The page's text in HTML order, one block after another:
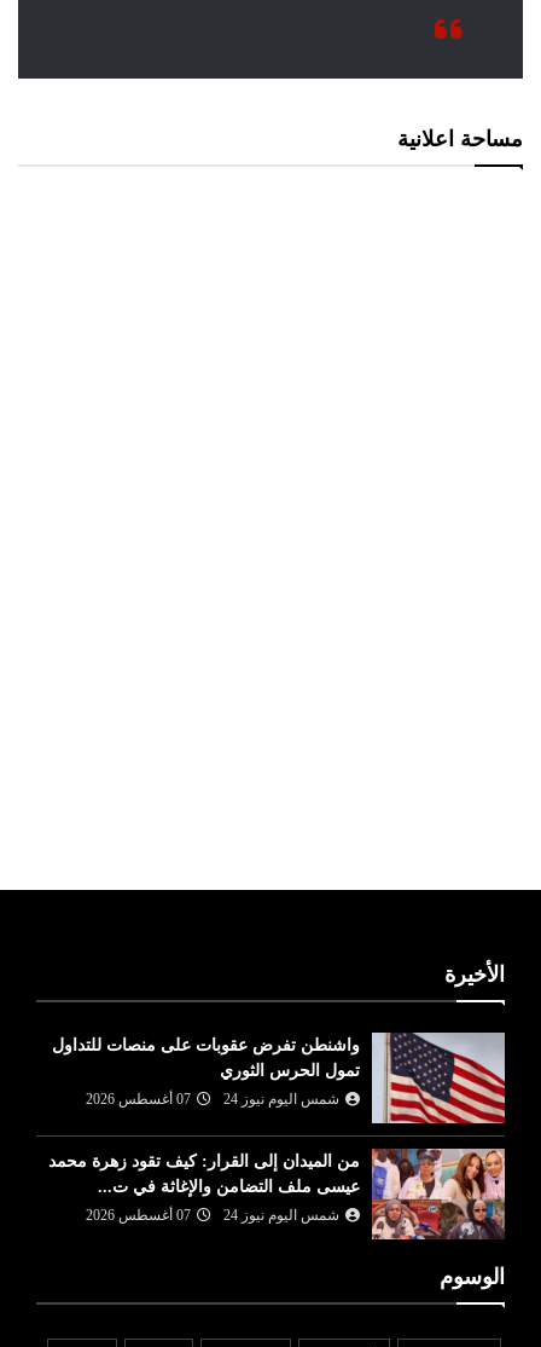
مساحة اعلانية
الأخيرة
واشنطن تفرض عقوبات على منصات للتداول
تمول الحرس الثوري
شمس اليوم نيوز 24 07 أغسطس 2026
من الميدان إلى القرار: كيف تقود زهرة محمد
عيسى ملف التضامن والإغاثة في ت...
شمس اليوم نيوز 24 07 أغسطس 2026
الوسوم